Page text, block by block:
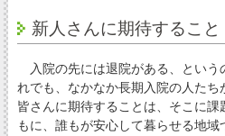
新人さんに期待すること
入院の先には退院がある、という
れでも、なかなか長期入院の人たち
皆さんに期待することは、そこに課
もに、誰もが安心して暮らせる地域